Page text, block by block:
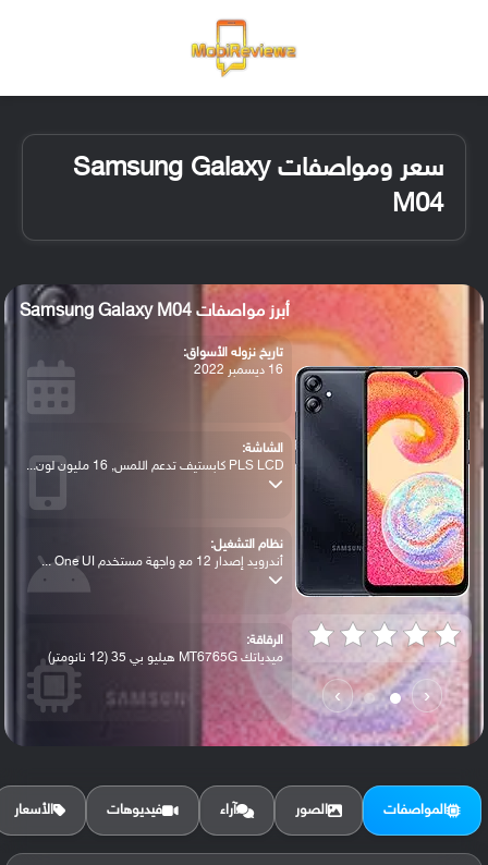
سعر ومواصفات Samsung Galaxy
M04
‹
›
أبرز مواصفات Samsung Galaxy M04
تاريخ نزوله الأسواق:
16 ديسمبر 2022
الشاشة:
PLS LCD كابستيف تدعم اللمس, 16 مليون لون...
نظام التشغيل:
أندرويد إصدار 12 مع واجهة مستخدم One UI ...
الرقاقة:
ميدياتك MT6765G هيليو بي 35 (12 نانومتر)
الرام / التخزين:
المواصفات الصور آراء فيديوهات الأسعار